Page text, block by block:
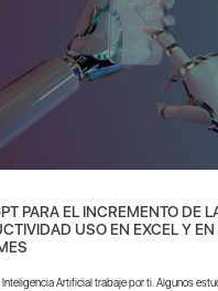
PARA EL INCREMENTO DE
USO EN EXCEL Y
Inteligencia Artificial trabaje por ti. Algunos